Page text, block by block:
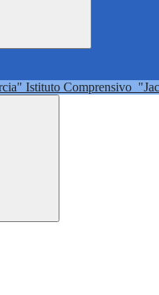
Istituto Comprensivo